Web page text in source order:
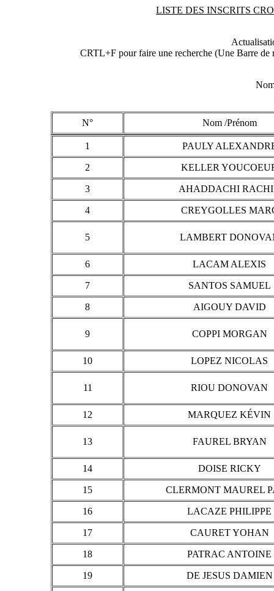
LISTE DES INSCRITS
CRTL+F pour faire une recherche (Une Barre
N° Nom /Prénom
1 PAULY
2 KELLER
3 AHADDACHI
4 CREYGOLLES
5 LAMBERT
6 LACAM ALEXIS
7 SANTOS SAMUEL
8 AIGOUY DAVID
9 COPPI MORGAN
10 LOPEZ NICOLAS
11 RIOU DONOVAN
12 MARQUEZ KÉVIN
13 FAUREL BRYAN
14 DOISE RICKY
15 CLERMONT MAUREL
16 LACAZE PHILIPPE
17 CAURET YOHAN
18 PATRAC ANTOINE
19 DE JESUS DAMIEN